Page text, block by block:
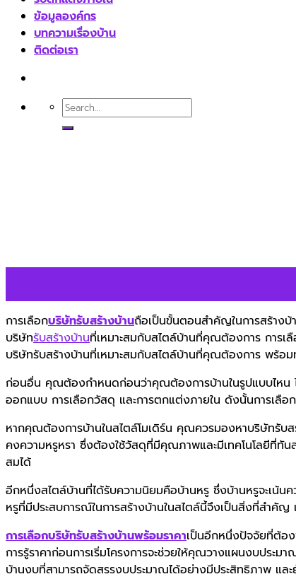
ข้อมูลองค์กร
บทความเรื่องบ้าน
ติดต่อเรา
การเลือกบริษัทรับสร้างบ้านถือเป็นขั้นตอนสำคัญในการสร้าง
บริษัทรับสร้างบ้านที่เหมาะสมกับสไตล์บ้านที่คุณต้องการ การเ
บริษัทรับสร้างบ้านที่เหมาะสมกับสไตล์บ้านที่คุณต้องการ พร้อ
ก่อนอื่น คุณต้องกำหนดก่อนว่าคุณต้องการบ้านในรูปแบบไหน ไ
ออกแบบ การเลือกวัสดุ และการตกแต่งภายใน ดังนั้นการเลื
หากคุณต้องการบ้านในสไตล์โมเดิร์น คุณควรมองหาบริษัทรับส
คงความหรูหรา ซึ่งต้องใช้วัสดุที่มีคุณภาพและมีเทคโนโลยีที่ทัน
สมได้
อีกหนึ่งสไตล์บ้านที่ได้รับความนิยมคือบ้านหรู ซึ่งบ้านหรูจะเน้
หรูที่มีประสบการณ์ในการสร้างบ้านในสไตล์นี้จึงเป็นสิ่งที่สำคัญ
การเลือกบริษัทรับสร้างบ้านพร้อมราคาเป็นอีกหนึ่งปัจจัยที่ต้อง
การรู้ราคาก่อนการเริ่มโครงการจะช่วยให้คุณวางแผนงบประ
บ้านงบที่สามารถจัดสรรงบประมาณได้อย่างมีประสิทธิภาพ แ